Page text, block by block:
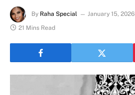
By Raha Special January 15, 2026
21 Mins Read